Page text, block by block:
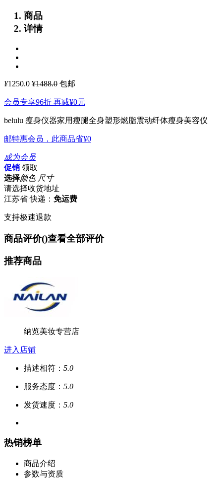
商品
详情
¥1250.0 ¥1488.0 包邮
会员专享96折 再减¥0元
belulu 瘦身仪器家用瘦腿全身塑形燃脂震动纤体瘦身美容仪
邮特惠会员，此商品省¥0
成为会员
促销 领取
选择颜色 尺寸
请选择收货地址
江苏省|快递： 免运费
支持极速退款
商品评价()查看全部评价
推荐商品
纳览美妆专营店
进入店铺
描述相符： 5.0
服务态度： 5.0
发货速度： 5.0
热销榜单
商品介绍
参数与资质